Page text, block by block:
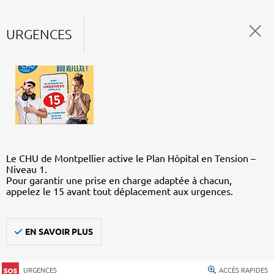
URGENCES
Le CHU de Montpellier active le Plan Hôpital en Tension –
Niveau 1.
Pour garantir une prise en charge adaptée à chacun,
appelez le 15 avant tout déplacement aux urgences.
EN SAVOIR PLUS
URGENCES ACCÈS RAPIDES